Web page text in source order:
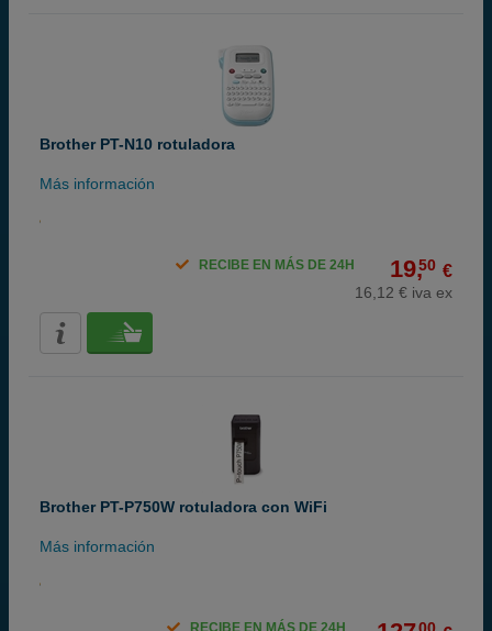
Brother PT-N10 rotuladora
Más información
19,50 €
16,12 € iva ex
RECIBE EN MÁS DE 24H
Brother PT-P750W rotuladora con WiFi
Más información
RECIBE EN MÁS DE 24H